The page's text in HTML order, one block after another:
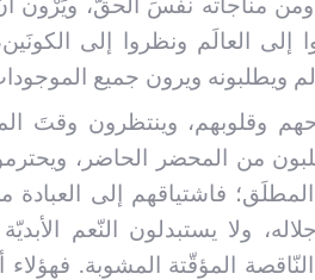
إلى العالَم ونظروا إلى
ويطلبونه ويرون جميع
وقلوبهم، وينتظرون وقتَ
من المحضر الحاضر،
فاشتياقهم إلى العبادة
ولا يستبدلون النّعم الأبديّة
النّاقصة المؤقّتة المشوبة.